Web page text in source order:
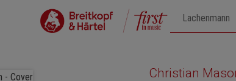
Christian